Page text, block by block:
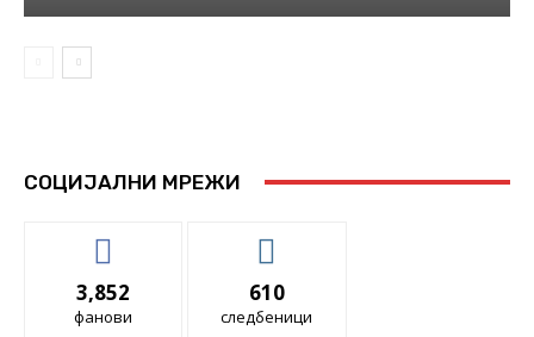
СОЦИЈАЛНИ МРЕЖИ
3,852
фанови
610
следбеници